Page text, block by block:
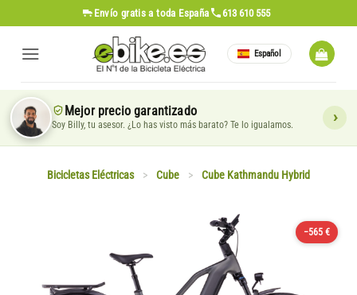
al
contenido
Envío gratis a toda España 613 610 555
Español
Mejor precio garantizado
Soy Billy, tu asesor. ¿Lo has visto más barato? Te lo igualamos.
Bicicletas Eléctricas > Cube > Cube Kathmandu Hybrid
−565 €